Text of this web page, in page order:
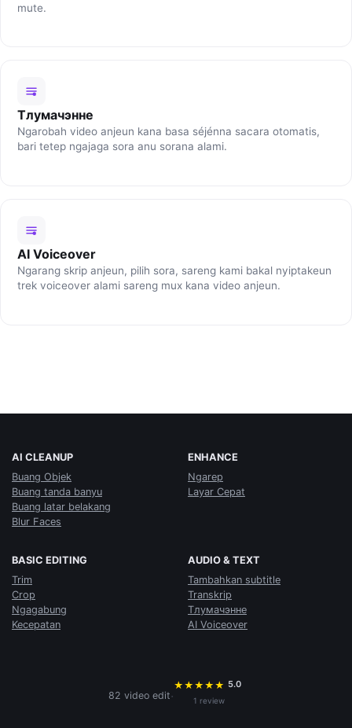
mute.
Тлумачэнне
Ngarobah video anjeun kana basa séjénna sacara otomatis,
bari tetep ngajaga sora anu sorana alami.
AI Voiceover
Ngarang skrip anjeun, pilih sora, sareng kami bakal nyiptakeun
trek voiceover alami sareng mux kana video anjeun.
AI CLEANUP
Buang Objek
Buang tanda banyu
Buang latar belakang
Blur Faces
ENHANCE
Ngarep
Layar Cepat
BASIC EDITING
Trim
Crop
Ngagabung
Kecepatan
AUDIO & TEXT
Tambahkan subtitle
Transkrip
Тлумачэнне
AI Voiceover
82 video edit·
★ ★ ★ ★ ★ 5.0
1 review